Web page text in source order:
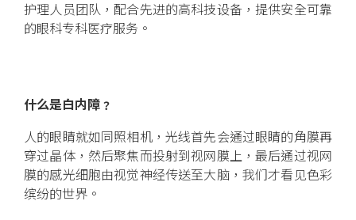
护理人员团队，配合先进的高科技设备，提供安全可靠
的眼科专科医疗服务。
什么是白内障﹖
人的眼睛就如同照相机，光线首先会通过眼睛的角膜再
穿过晶体，然后聚焦而投射到视网膜上，最后通过视网
膜的感光细胞由视觉神经传送至大脑，我们才看见色彩
缤纷的世界。